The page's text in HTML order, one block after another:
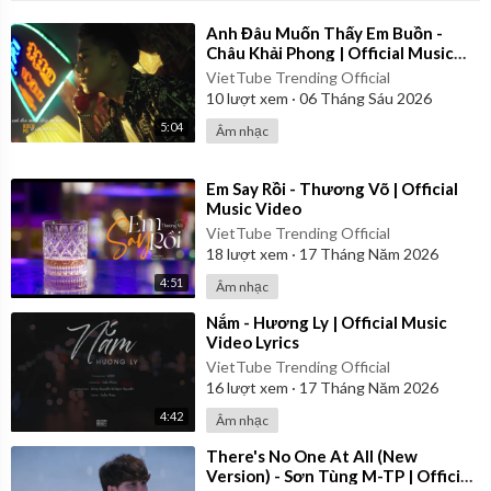
Mẹ của anh bắt anh phải chia tay
Anh rất tốt thế nhưng…
Tình cảnh ta không còn như xưa
Em rất tiếc thế nhưng…
Anh không có quyền để chọn lựa
Xin lỗi vì những gì đã hứa
Em rất tiếc thế nhưng…
Về đi để anh còn đóng cửa
Anh rất tốt thế nhưng thà đừng gặp vui hơn
Em rất tiếc thế nhưng thà làm người cô đơn
Sẽ chẳng phải thốt lên hài hước như lúc này
Rằng: Mẹ anh bắt chia tay
Anh cũng rất tốt thế nhưng mình chẳng hợp nhau đâu
Em có chút tiếc nuối khi mình chẳng phải cô dâu
Em sẽ ghé đám cưới anh và nói lời này
Chúc anh hạnh phúc, chỉ một ngày!
5:04
⁣Anh Đâu Muốn Thấy Em Buồn -
Châu Khải Phong | Official Music
Video
VietTube Trending Official
10lượt xem · 06 Tháng Sáu 2026
Âm nhạc
4:51
⁣Em Say Rồi - Thương Võ | Official
Music Video
VietTube Trending Official
18 lượt xem · 17 Tháng Năm 2026
Âm nhạc
4:42
⁣Nắm - Hương Ly | Official Music
Video Lyrics
VietTube Trending Official
16lượt xem · 17 Tháng Năm 2026
Âm nhạc
⁣There's No One At All (New
Version) - Sơn Tùng M-TP | Official